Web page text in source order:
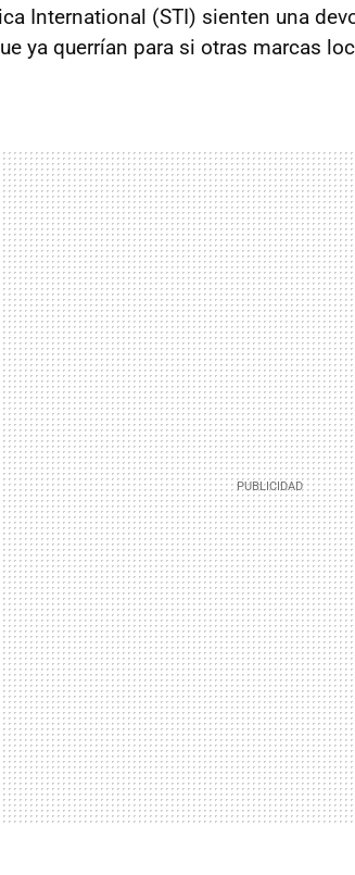
International (STI) sienten una
ya querrían para si otras marcas